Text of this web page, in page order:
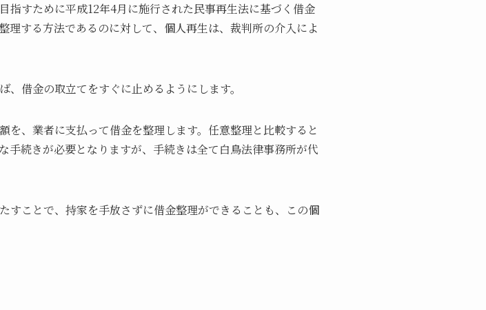
指すために平成12年4月に施行された民事再生法に基づく借金
する方法であるのに対して、個人再生は、裁判所の介入によ
借金の取立てをすぐに止めるようにします。
、業者に支払って借金を整理します。任意整理と比較すると
手続きが必要となりますが、手続きは全て白鳥法律事務所が代
すことで、持家を手放さずに借金整理ができることも、この個